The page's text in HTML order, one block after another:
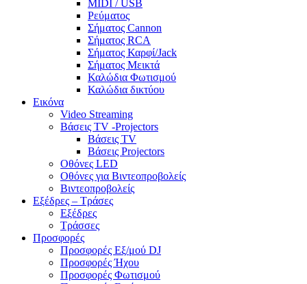
MIDI / USB
Ρεύματος
Σήματος Cannon
Σήματος RCA
Σήματος Καρφί/Jack
Σήματος Μεικτά
Καλώδια Φωτισμού
Καλώδια δικτύου
Εικόνα
Video Streaming
Βάσεις TV -Projectors
Βάσεις TV
Βάσεις Projectors
Οθόνες LED
Οθόνες για Βιντεοπροβολείς
Βιντεοπροβολείς
Εξέδρες – Τράσες
Εξέδρες
Τράσσες
Προσφορές
Προσφορές Εξ/μού DJ
Προσφορές Ήχου
Προσφορές Φωτισμού